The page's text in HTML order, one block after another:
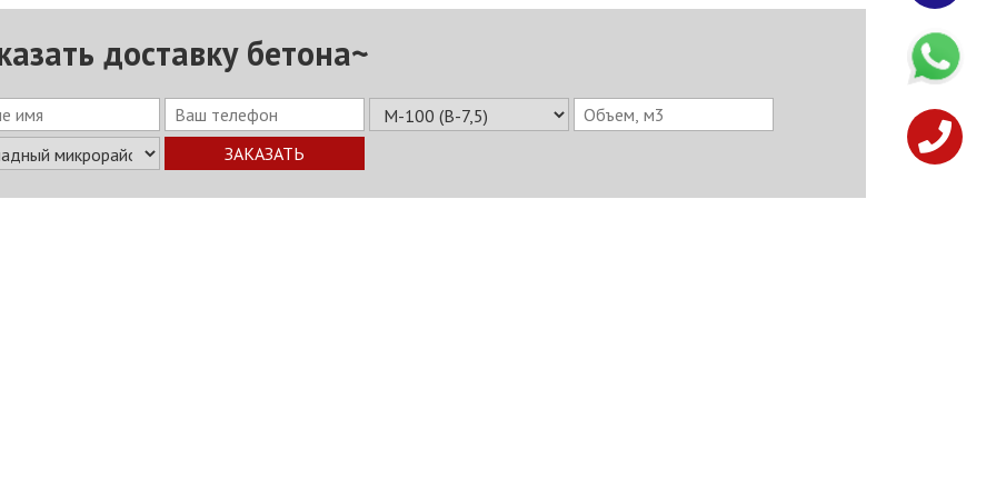
доставку бетона~
ЗАКАЗАТЬ